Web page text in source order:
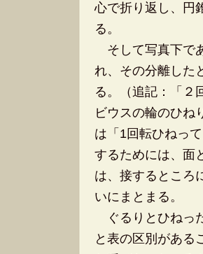
心で折り返し、円
る。
そして写真下で
れ、その分離した
る。（追記：「２
ビウスの輪のひね
は「1回転ひねっ
するためには、面
は、接するところ
いにまとまる。
ぐるりとひねっ
と表の区別がある